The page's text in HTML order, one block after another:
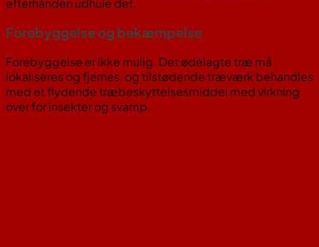
efterhånden udhule det.
Forebyggelse og bekæmpelse
Forebyggelse er ikke mulig. Det ødelagte træ må
lokaliseres og fjernes, og tilstødende træværk behandles
med et flydende træbeskyttelsesmiddel med virkning
over for insekter og svamp.